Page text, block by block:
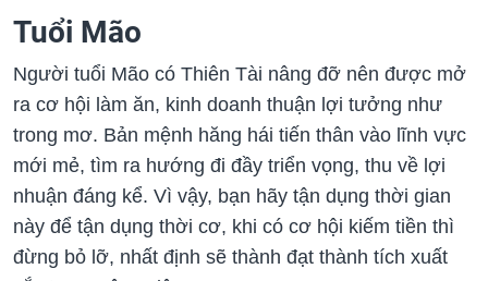
Tuổi Mão
Người tuổi Mão có Thiên Tài nâng đỡ nên được mở
ra cơ hội làm ăn, kinh doanh thuận lợi tưởng như
trong mơ. Bản mệnh hăng hái tiến thân vào lĩnh vực
mới mẻ, tìm ra hướng đi đầy triển vọng, thu về lợi
nhuận đáng kể. Vì vậy, bạn hãy tận dụng thời gian
này để tận dụng thời cơ, khi có cơ hội kiếm tiền thì
đừng bỏ lỡ, nhất định sẽ thành đạt thành tích xuất